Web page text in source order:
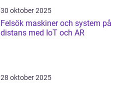
30 oktober 2025
Felsök maskiner och system på
distans med IoT och AR
28 oktober 2025